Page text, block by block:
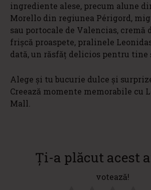
ingrediente alese, precum alune
Morello din regiunea Périgord,
sau portocale de Valencias, cremă
frișcă proaspete, pralinele
dată, un răsfăț delicios pentru tine
Alege și tu bucurie dulce și
Creează momente memorabile cu
Mall.
Ți-a plăcut acest
votează!